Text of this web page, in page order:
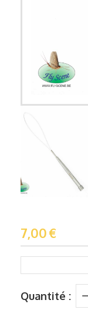
7,00€
Quantité :